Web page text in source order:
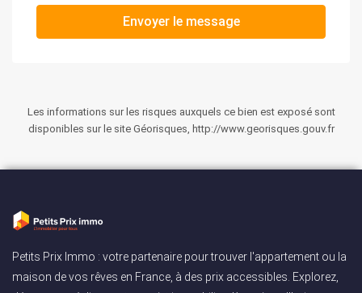
Envoyer le message
Les informations sur les risques auxquels ce bien est exposé sont
disponibles sur le site Géorisques, http://www.georisques.gouv.fr
Petits Prix Immo : votre partenaire pour trouver l'appartement ou la
maison de vos rêves en France, à des prix accessibles. Explorez,